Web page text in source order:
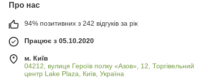
Про нас
94% позитивних з 242 відгуків за рік
Працює з 05.10.2020
м. Київ
04212, вулиця Героїв полку «Азов», 12, Торгівельний
центр Lake Plaza, Київ, Україна